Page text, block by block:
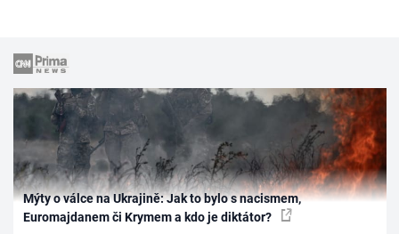
Mýty o válce na Ukrajině: Jak to bylo s nacismem,
Euromajdanem či Krymem a kdo je diktátor?